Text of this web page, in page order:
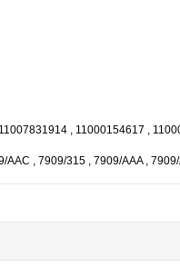
, 11000154617 ,
AAC , 7909/315 , 7909/AAA ,